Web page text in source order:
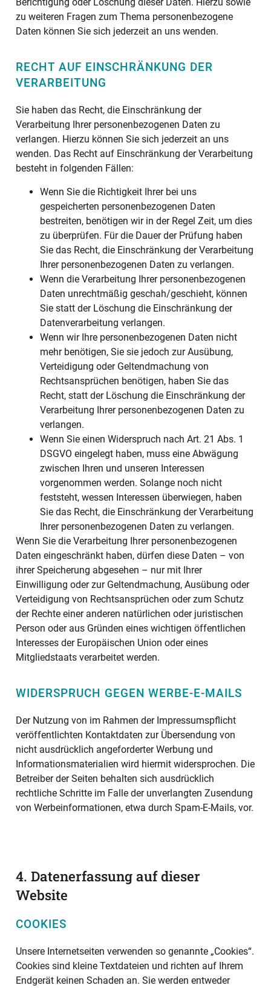
zu weiteren Fragen zum Thema personenbezogene
Daten können Sie sich jederzeit an uns wenden.
RECHT AUF EINSCHRÄNKUNG DER
VERARBEITUNG
Sie haben das Recht, die Einschränkung der
Verarbeitung Ihrer personenbezogenen Daten zu
verlangen. Hierzu können Sie sich jederzeit an uns
wenden. Das Recht auf Einschränkung der Verarbeitung
besteht in folgenden Fällen:
Wenn Sie die Richtigkeit Ihrer bei uns
gespeicherten personenbezogenen Daten
bestreiten, benötigen wir in der Regel Zeit, um dies
zu überprüfen. Für die Dauer der Prüfung haben
Sie das Recht, die Einschränkung der Verarbeitung
Ihrer personenbezogenen Daten zu verlangen.
Wenn die Verarbeitung Ihrer personenbezogenen
Daten unrechtmäßig geschah/geschieht, können
Sie statt der Löschung die Einschränkung der
Datenverarbeitung verlangen.
Wenn wir Ihre personenbezogenen Daten nicht
mehr benötigen, Sie sie jedoch zur Ausübung,
Verteidigung oder Geltendmachung von
Rechtsansprüchen benötigen, haben Sie das
Recht, statt der Löschung die Einschränkung der
Verarbeitung Ihrer personenbezogenen Daten zu
verlangen.
Wenn Sie einen Widerspruch nach Art. 21 Abs. 1
DSGVO eingelegt haben, muss eine Abwägung
zwischen Ihren und unseren Interessen
vorgenommen werden. Solange noch nicht
feststeht, wessen Interessen überwiegen, haben
Sie das Recht, die Einschränkung der Verarbeitung
Ihrer personenbezogenen Daten zu verlangen.
Wenn Sie die Verarbeitung Ihrer personenbezogenen
Daten eingeschränkt haben, dürfen diese Daten – von
ihrer Speicherung abgesehen – nur mit Ihrer
Einwilligung oder zur Geltendmachung, Ausübung oder
Verteidigung von Rechtsansprüchen oder zum Schutz
der Rechte einer anderen natürlichen oder juristischen
Person oder aus Gründen eines wichtigen öffentlichen
Interesses der Europäischen Union oder eines
Mitgliedstaats verarbeitet werden.
WIDERSPRUCH GEGEN WERBE-E-MAILS
Der Nutzung von im Rahmen der Impressumspflicht
veröffentlichten Kontaktdaten zur Übersendung von
nicht ausdrücklich angeforderter Werbung und
Informationsmaterialien wird hiermit widersprochen. Die
Betreiber der Seiten behalten sich ausdrücklich
rechtliche Schritte im Falle der unverlangten Zusendung
von Werbeinformationen, etwa durch Spam-E-Mails, vor.
4. Datenerfassung auf dieser
Website
COOKIES
Unsere Internetseiten verwenden so genannte „Cookies“.
Cookies sind kleine Textdateien und richten auf Ihrem
Endgerät keinen Schaden an. Sie werden entweder